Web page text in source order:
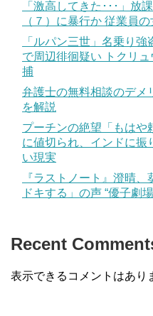
「激高してきた･･･」放
（７）に暴行か 従業員
「ルパン三世」名乗り
で周辺徘徊疑い トクリ
捕
弁護士の無料相談のデメ
を解説
プーチンの絶望「もは
に値切られ、インドに振
い現実
『ラストノート』澄晴
ドキする」の声 “優子劇
Recent
表示できるコメントはあり